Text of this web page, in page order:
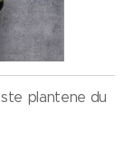
plantene du